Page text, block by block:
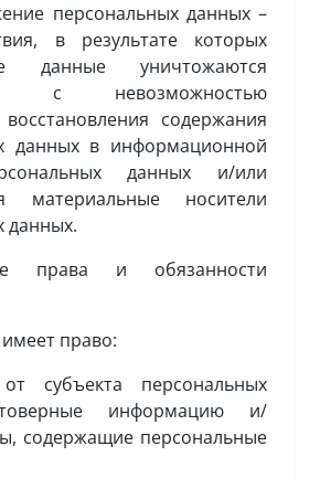
персональных данных –
в результате которых
данные уничтожаются
с невозможностью
содержания
данных в информационной
данных и/или
материальные носители
данных.
права и обязанности
право:
субъекта персональных
информацию и/
содержащие персональные